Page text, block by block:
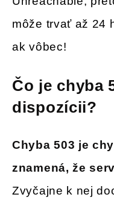
môže trvať až 24
ak vôbec!
Čo je chyba
dispozícii?
Chyba 503 je
znamená, že
Zvyčajne k nej